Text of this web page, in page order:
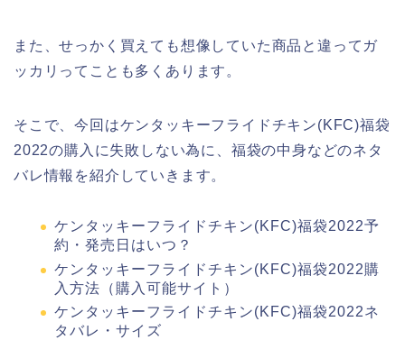
また、せっかく買えても想像していた商品と違ってガ
ッカリってことも多くあります。
そこで、今回はケンタッキーフライドチキン(KFC)福袋
2022の購入に失敗しない為に、福袋の中身などのネタ
バレ情報を紹介していきます。
ケンタッキーフライドチキン(KFC)福袋2022予
約・発売日はいつ？
ケンタッキーフライドチキン(KFC)福袋2022購
入方法（購入可能サイト）
ケンタッキーフライドチキン(KFC)福袋2022ネ
タバレ・サイズ